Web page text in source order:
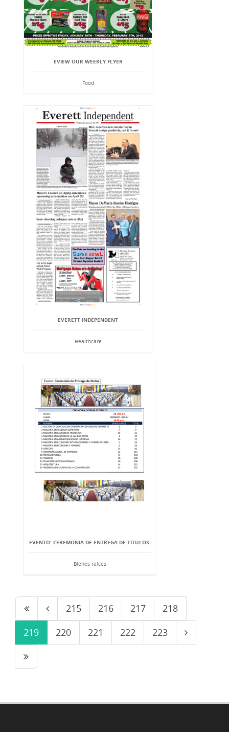
EVIEW OUR WEEKLY FLYER
Food
EVERETT INDEPENDENT
Healthcare
EVENTO: CEREMONIA DE ENTREGA DE TÍTULOS.
Bienes raíces
215 216 217
218
219
220 221 222 223